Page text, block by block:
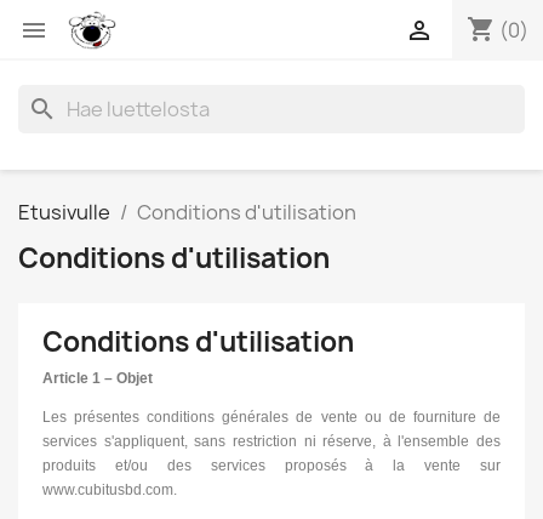
 shopping_cart (0)

search
Etusivulle Conditions d'utilisation
Conditions d'utilisation
Conditions d'utilisation
Article 1 – Objet
Les présentes conditions générales de vente ou de fourniture de
services s'appliquent, sans restriction ni réserve, à l'ensemble des
produits et/ou des services proposés à la vente sur
www.cubitusbd.com.